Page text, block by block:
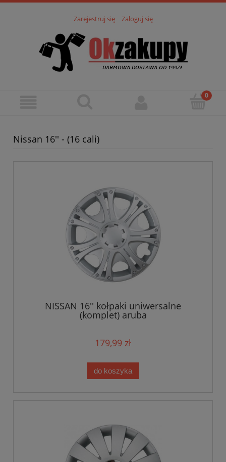
Zarejestruj się Zaloguj się
Nissan 16'' - (16 cali)
NISSAN 16'' kołpaki uniwersalne
(komplet) aruba
179,99 zł
do koszyka